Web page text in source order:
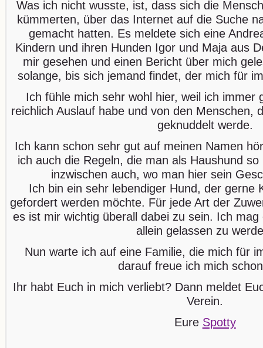
Was ich nicht wusste, ist, dass sich die
kümmerten, über das Internet auf die Suche
gemacht hatten. Es meldete sich eine
Kindern und ihren Hunden Igor und Maja aus
mir gesehen und einen Bericht über mich
solange, bis sich jemand findet, der mich für
Ich fühle mich sehr wohl hier, weil ich immer
reichlich Auslauf habe und von den Menschen,
geknuddelt werde.
Ich kann schon sehr gut auf meinen Namen
ich auch die Regeln, die man als Haushund
inzwischen auch, wo man hier sein
Ich bin ein sehr lebendiger Hund, der gerne
gefordert werden möchte. Für jede Art der
es ist mir wichtig überall dabei zu sein. Ich
allein gelassen zu
Nun warte ich auf eine Familie, die mich für
darauf freue ich mich
Ihr habt Euch in mich verliebt? Dann meldet
Verein.
Eure Spotty